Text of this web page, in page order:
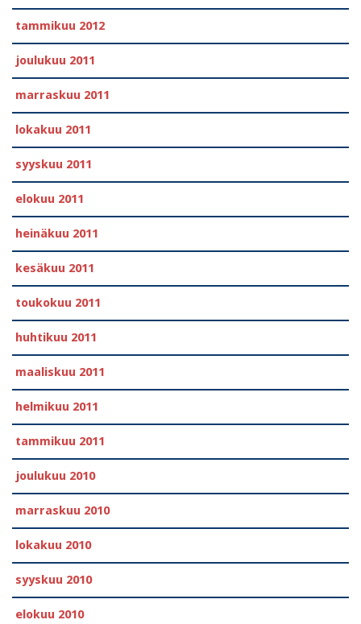
tammikuu 2012
joulukuu 2011
marraskuu 2011
lokakuu 2011
syyskuu 2011
elokuu 2011
heinäkuu 2011
kesäkuu 2011
toukokuu 2011
huhtikuu 2011
maaliskuu 2011
helmikuu 2011
tammikuu 2011
joulukuu 2010
marraskuu 2010
lokakuu 2010
syyskuu 2010
elokuu 2010